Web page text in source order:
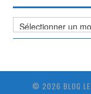
Liste
des
© 2026 BLOG